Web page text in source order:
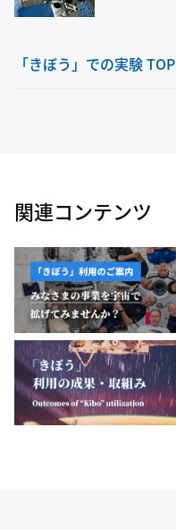
「きぼう」での実験 TOP
関連コンテンツ